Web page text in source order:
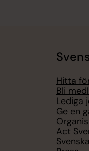
Hitta
Bli
Lediga
Ge en
Act